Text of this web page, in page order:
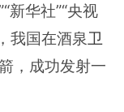
新华社”“央视
我国在酒泉卫
，成功发射一